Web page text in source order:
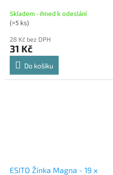
Skladem - ihned k odeslání
(>5 ks)
28 Kč bez DPH
31 Kč
Do košíku
ESITO Žínka Magna - 19 x